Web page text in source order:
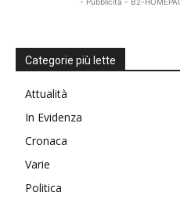
Categorie più lette
Attualità
In Evidenza
Cronaca
Varie
Politica